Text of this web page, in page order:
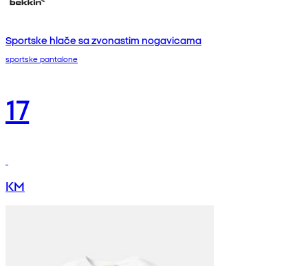
Sportske hlače sa zvonastim nogavicama
sportske pantalone
17
KM